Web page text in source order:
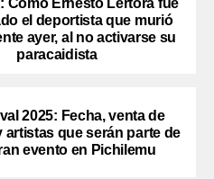
Como Ernesto Lértora fue
el deportista que murió
ayer, al no activarse su
paracaidista
2025: Fecha, venta de
artistas que serán parte de
evento en Pichilemu